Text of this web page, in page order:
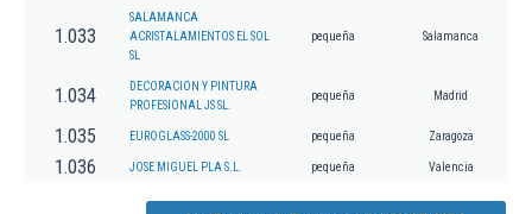
1.033
SALAMANCA
ACRISTALAMIENTOS EL SOL
SL
pequeña Salamanca
1.034
DECORACION Y PINTURA
PROFESIONAL JS SL.
pequeña Madrid
1.035 EUROGLASS-2000 SL pequeña Zaragoza
1.036 JOSE MIGUEL PLA S.L. pequeña Valencia